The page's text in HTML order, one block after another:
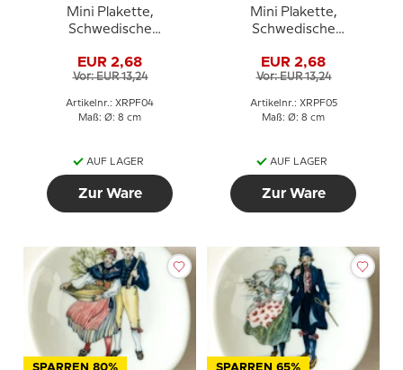
Mini Plakette,
Schwedische
Gotland
EUR 2,68
Vor: EUR 13,24
Artikelnr.: XRPF04
Maß: Ø: 8 cm
AUF LAGER
Zur Ware
Mini Plakette,
Schwedische
Öland
EUR 2,68
Vor: EUR 13,24
Artikelnr.: XRPF05
Maß: Ø: 8 cm
AUF LAGER
Zur Ware